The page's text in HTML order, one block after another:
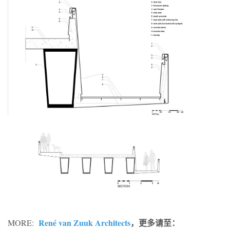
MORE: René van Zuuk Architects，更多请至：